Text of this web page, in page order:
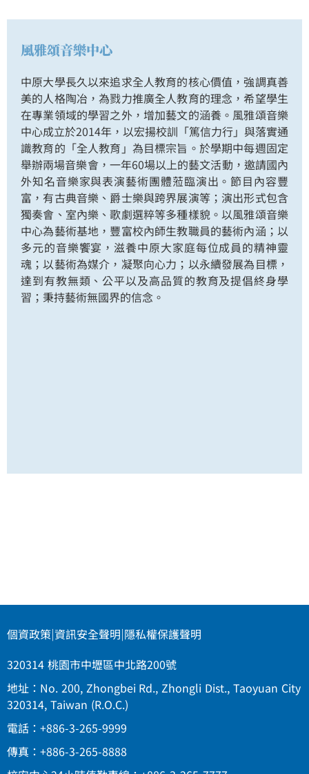
風雅頌音樂中心
中原大學長久以來追求全人教育的核心價值，強調真善
美的人格陶冶，為戮力推廣全人教育的理念，希望學生
在專業領域的學習之外，增加藝文的涵養。風雅頌音樂
中心成立於2014年，以宏揚校訓「篤信力行」與落實通
識教育的「全人教育」為目標宗旨。於學期中每週固定
舉辦兩場音樂會，一年60場以上的藝文活動，邀請國內
外知名音樂家與表演藝術團體蒞臨演出。節目內容豐
富，有古典音樂、爵士樂與跨界展演等；演出形式包含
獨奏會、室內樂、歌劇選粹等多種樣貌。以風雅頌音樂
中心為藝術基地，豐富校內師生教職員的藝術內涵；以
多元的音樂饗宴，滋養中原大家庭每位成員的精神靈
魂；以藝術為媒介，凝聚向心力；以永續發展為目標，
達到有教無類、公平以及高品質的教育及提倡終身學
習；秉持藝術無國界的信念。
個資政策|資訊安全聲明|隱私權保護聲明
320314 桃園市中壢區中北路200號
地址：No. 200, Zhongbei Rd., Zhongli Dist., Taoyuan City
320314, Taiwan (R.O.C.)
電話：+886-3-265-9999
傳真：+886-3-265-8888